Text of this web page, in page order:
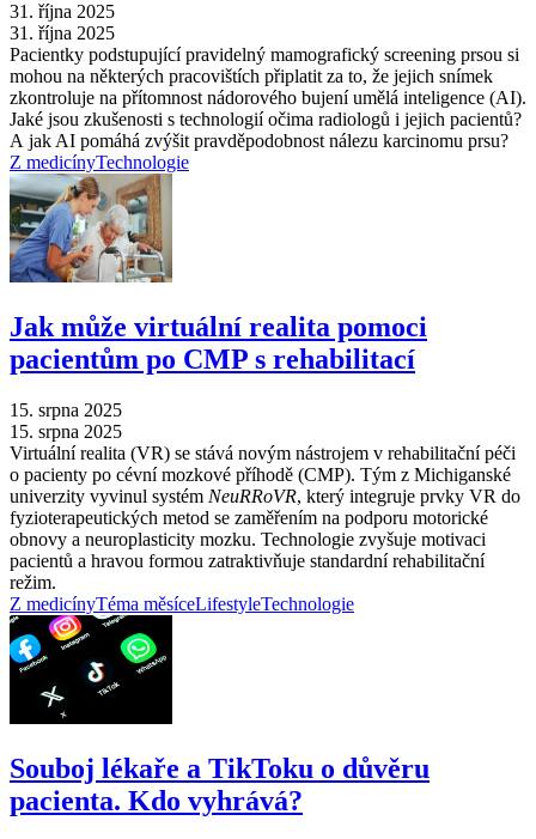
31. října 2025
31. října 2025
Pacientky podstupující pravidelný mamografický screening prsou si
mohou na některých pracovištích připlatit za to, že jejich snímek
zkontroluje na přítomnost nádorového bujení umělá inteligence (AI).
Jaké jsou zkušenosti s technologií očima radiologů i jejich pacientů?
A jak AI pomáhá zvýšit pravděpodobnost nálezu karcinomu prsu?
Z medicínyTechnologie
Jak může virtuální realita pomoci
pacientům po CMP s rehabilitací
15. srpna 2025
15. srpna 2025
Virtuální realita (VR) se stává novým nástrojem v rehabilitační péči
o pacienty po cévní mozkové příhodě (CMP). Tým z Michiganské
univerzity vyvinul systém NeuRRoVR, který integruje prvky VR do
fyzioterapeutických metod se zaměřením na podporu motorické
obnovy a neuroplasticity mozku. Technologie zvyšuje motivaci
pacientů a hravou formou zatraktivňuje standardní rehabilitační
režim.
Z medicínyTéma měsíceLifestyleTechnologie
Souboj lékaře a TikToku o důvěru
pacienta. Kdo vyhrává?